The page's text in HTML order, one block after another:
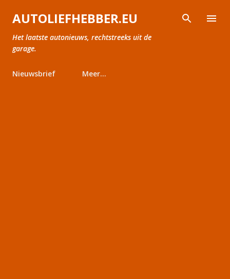
Doorgaan naar hoofdcontent
AUTOLIEFHEBBER.EU
Het laatste autonieuws, rechtstreeks uit de
garage.
Nieuwsbrief Meer…